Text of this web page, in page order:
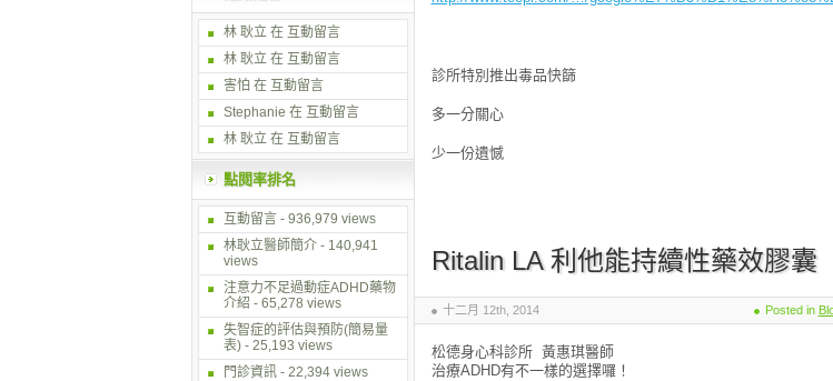
診所特別推出毒品快篩
多一分關心
少一份遺憾
Ritalin LA 利他能持續性藥效膠囊
十二月 12th, 2014 Posted in
松德身心科診所 黃惠琪醫師
治療ADHD有不一樣的選擇囉！
林 耿立在 互動留言
林 耿立在 互動留言
害怕 在 互動留言
Stephanie 在 互動留言
林 耿立在 互動留言
點閱率排名
互動留言- 936,979 views
林耿立醫師簡介- 140,941
views
注意力不足過動症ADHD藥物
介紹 - 65,278 views
失智症的評估與預防(簡易量
表)- 25,193 views
門診資訊- 22,394 views